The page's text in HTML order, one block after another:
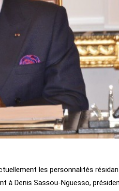
les personnalités
à Denis Sassou-Nguesso,